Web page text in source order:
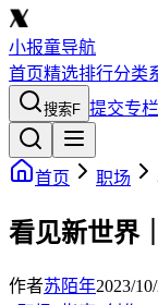
小报童导航
首页精选排行分类
搜索F 提交专栏
首页 职场
看见新世界
作者苏陌年2023/